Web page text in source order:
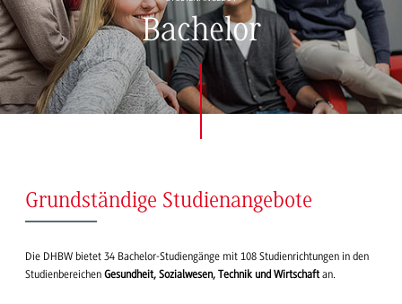
Bachelor
Grundständige Studienangebote
Die DHBW bietet 34 Bachelor-Studiengänge mit 108 Studienrichtungen in den
Studienbereichen Gesundheit, Sozialwesen, Technik und Wirtschaftan.